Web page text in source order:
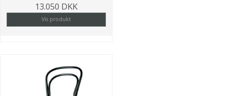
13.050 DKK
Vis produkt